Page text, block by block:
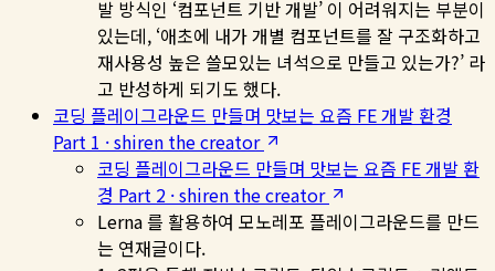
발 방식인 ‘컴포넌트 기반 개발’ 이 어려워지는 부분이
있는데, ‘애초에 내가 개별 컴포넌트를 잘 구조화하고
재사용성 높은 쓸모있는 녀석으로 만들고 있는가?’ 라
고 반성하게 되기도 했다.
코딩 플레이그라운드 만들며 맛보는 요즘 FE 개발 환경
Part 1 · shiren the creator
코딩 플레이그라운드 만들며 맛보는 요즘 FE 개발 환
경 Part 2 · shiren the creator
Lerna 를 활용하여 모노레포 플레이그라운드를 만드
는 연재글이다.